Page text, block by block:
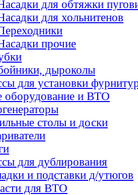
для обтяжки
для хольнитенов
прочие
дыроколы
для установки
оборудование и ВТО
столы и доски
для дублирования
и подставки д/утюгов
для ВТО